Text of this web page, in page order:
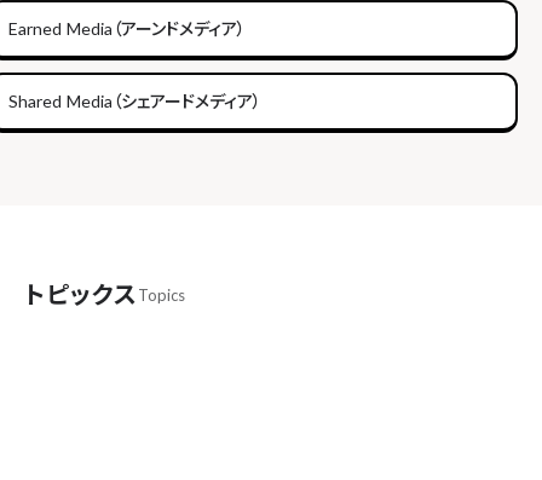
Earned Media（アーンドメディア）
Shared Media（シェアードメディア）
トピックスTopics